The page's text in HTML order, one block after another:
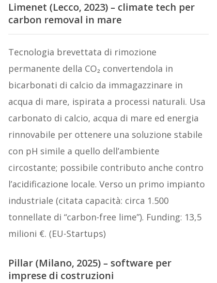
Limenet (Lecco, 2023) – climate tech per
carbon removal in mare
Tecnologia brevettata di rimozione
permanente della CO₂ convertendola in
bicarbonati di calcio da immagazzinare in
acqua di mare, ispirata a processi naturali. Usa
carbonato di calcio, acqua di mare ed energia
rinnovabile per ottenere una soluzione stabile
con pH simile a quello dell’ambiente
circostante; possibile contributo anche contro
l’acidificazione locale. Verso un primo impianto
industriale (citata capacità: circa 1.500
tonnellate di “carbon-free lime”). Funding: 13,5
milioni €. (EU-Startups)
Pillar (Milano, 2025) – software per
imprese di costruzioni